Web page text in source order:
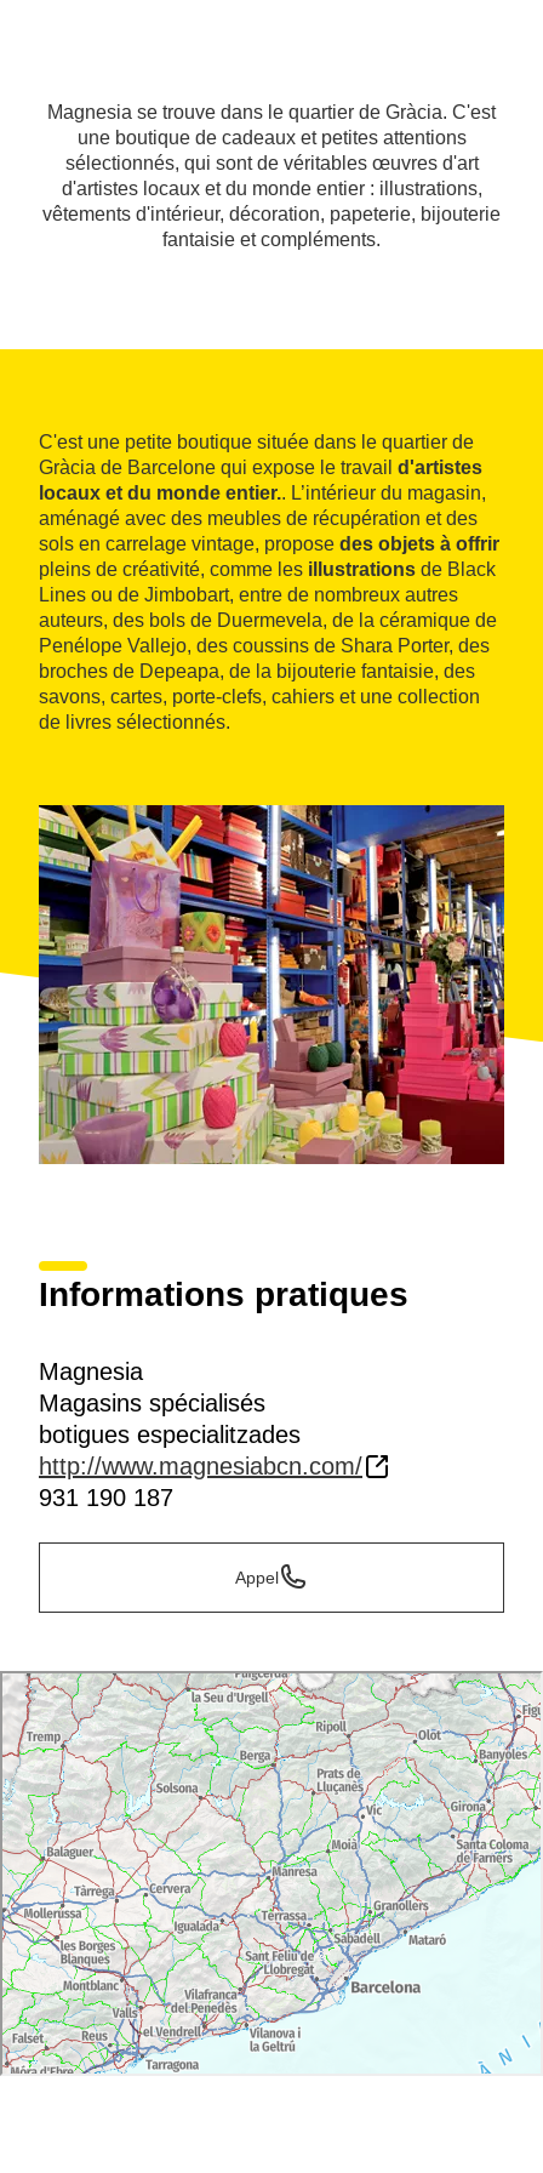
Magnesia se trouve dans le quartier de Gràcia. C'est
une boutique de cadeaux et petites attentions
sélectionnés, qui sont de véritables œuvres d'art
d'artistes locaux et du monde entier : illustrations,
vêtements d'intérieur, décoration, papeterie, bijouterie
fantaisie et compléments.
C'est une petite boutique située dans le quartier de
Gràcia de Barcelone qui expose le travail d'artistes
locaux et du monde entier.. L’intérieur du magasin,
aménagé avec des meubles de récupération et des
sols en carrelage vintage, propose des objets à offrir
pleins de créativité, comme les illustrations de Black
Lines ou de Jimbobart, entre de nombreux autres
auteurs, des bols de Duermevela, de la céramique de
Penélope Vallejo, des coussins de Shara Porter, des
broches de Depeapa, de la bijouterie fantaisie, des
savons, cartes, porte-clefs, cahiers et une collection
de livres sélectionnés.
Informations pratiques
Magnesia
Magasins spécialisés
botigues especialitzades
http://www.magnesiabcn.com/
931 190 187
Appel